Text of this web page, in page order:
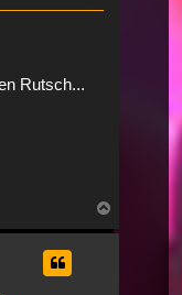
Rutsch...
oben